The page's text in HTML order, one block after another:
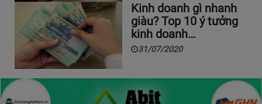
Kinh doanh gì nhanh
giàu? Top 10 ý tưởng
kinh doanh…
31/07/2020